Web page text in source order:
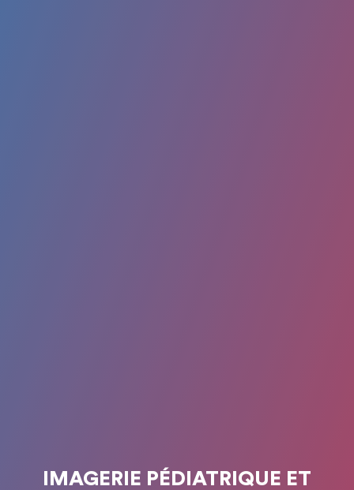
IMAGERIE PÉDIATRIQUE ET